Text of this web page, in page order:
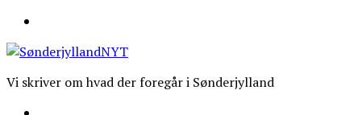
Vi skriver om hvad der foregår i Sønderjylland